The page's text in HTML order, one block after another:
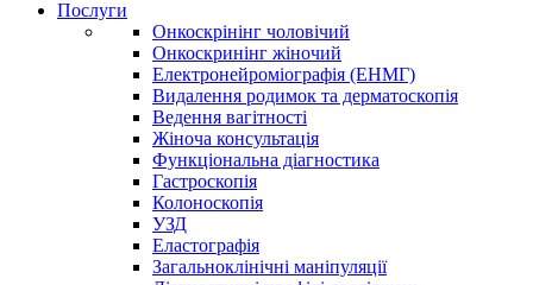
Послуги
Онкоскрінінг чоловічий
Онкоскринінг жіночий
Електронейроміографія (ЕНМГ)
Видалення родимок та дерматоскопія
Ведення вагітності
Жіноча консультація
Функціональна діагностика
Гастроскопія
Колоноскопія
УЗД
Еластографія
Загальноклінічні маніпуляції